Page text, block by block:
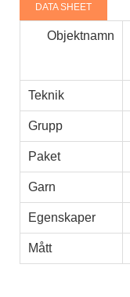
DATA SHEET
Objektnamn
Teknik
Grupp
Paket
Garn
Egenskaper
Mått